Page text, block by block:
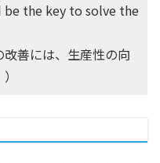
the key to solve the
改善には、生産性の向